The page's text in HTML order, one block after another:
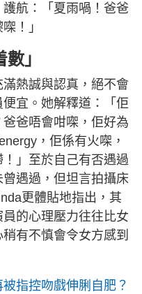
航：「夏雨喎！爸爸
！」
」
熱誠與認真，絕不會
宜。她解釋道：「佢
爸唔會咁㗎，佢好為
，佢係有火㗎，
」至於自己有否遇過
遇過，但坦言拍攝床
更體貼地指出，其
的心理壓力往往比女
有不慎會令女方感到
指控吻戲伸脷自肥？